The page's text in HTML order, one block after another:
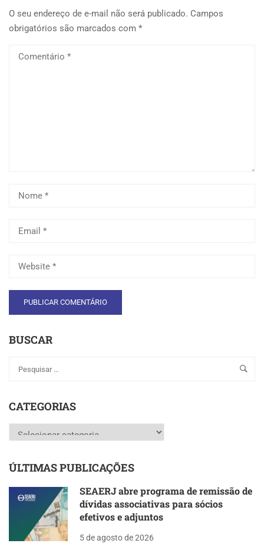
O seu endereço de e-mail não será publicado. Campos
obrigatórios são marcados com *
BUSCAR
CATEGORIAS
Categorias
ÚLTIMAS PUBLICAÇÕES
SEAERJ abre programa de remissão de
dívidas associativas para sócios
efetivos e adjuntos
5 de agosto de 2026